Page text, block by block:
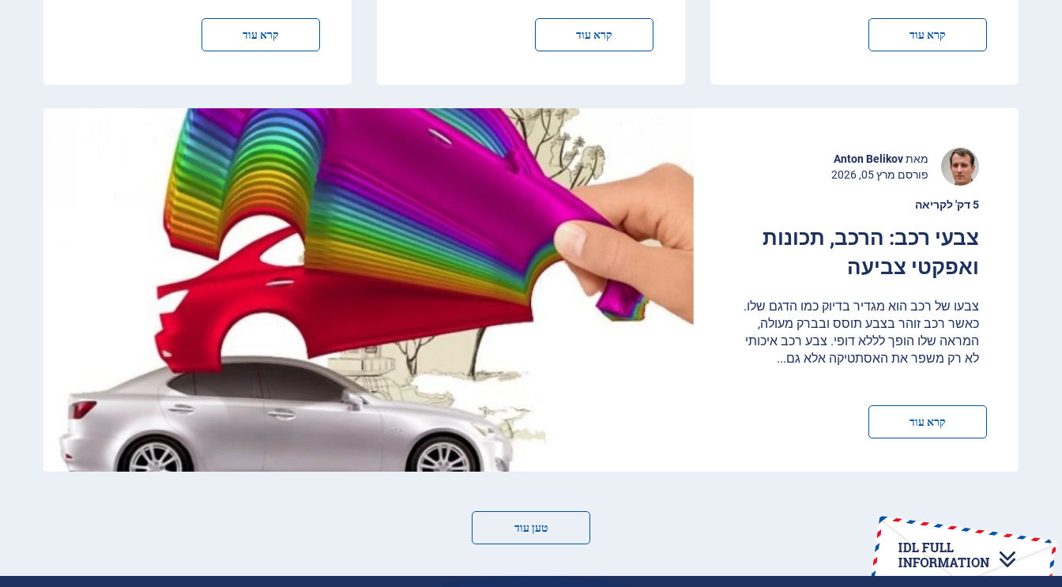
קרא עוד קרא עוד קרא עוד
מאתAnton Belikov
פורסם מרץ 05, 2026
5 דק' לקריאה
צבעי רכב: הרכב, תכונות
ואפקטי צביעה
צבעו של רכב הוא מגדיר בדיוק כמו הדגם שלו.
כאשר רכב זוהר בצבע תוסס ובברק מעולה,
המראה שלו הופך לללא דופי. צבע רכב איכותי
לא רק משפר את האסתטיקה אלא גם...
קרא עוד
טען עוד